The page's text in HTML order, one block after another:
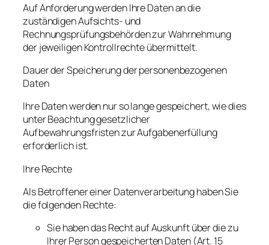
Auf Anforderung werden Ihre Daten an die
zuständigen Aufsichts- und
Rechnungsprüfungsbehörden zur Wahrnehmung
der jeweiligen Kontrollrechte übermittelt.
Dauer der Speicherung der personenbezogenen
Daten
Ihre Daten werden nur so lange gespeichert, wie dies
unter Beachtung gesetzlicher
Aufbewahrungsfristen zur Aufgabenerfüllung
erforderlich ist.
Ihre Rechte
Als Betroffener einer Datenverarbeitung haben Sie
die folgenden Rechte:
Sie haben das Recht auf Auskunft über die zu
Ihrer Person gespeicherten Daten (Art. 15